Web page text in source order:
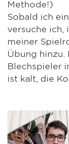
Methode!)
Sobald ich
versuche ich,
meiner
Übung hinzu.
Blechspieler
ist kalt, die